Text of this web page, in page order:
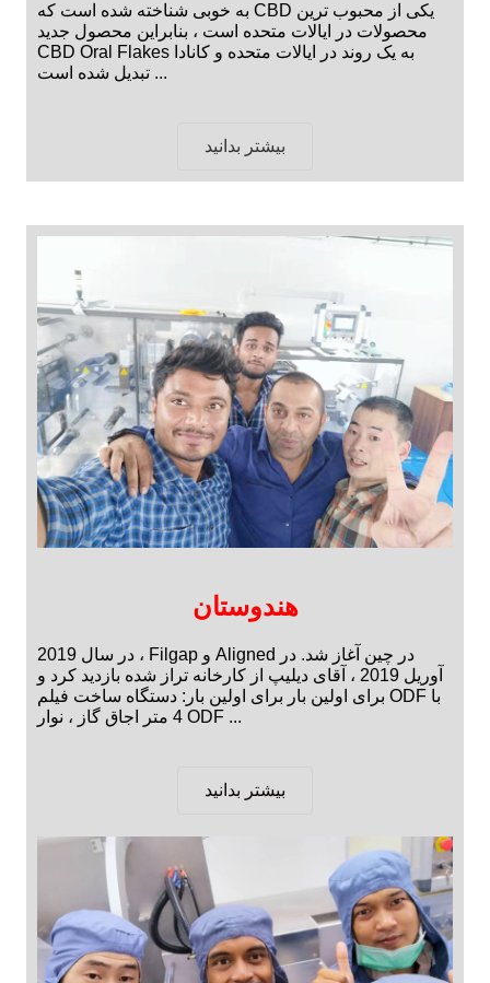
به خوبی شناخته شده است که CBD یکی از محبوب ترین
محصولات در ایالات متحده است ، بنابراین محصول جدید
CBD Oral Flakes به یک روند در ایالات متحده و کانادا
تبدیل شده است ...
بیشتر بدانید
هندوستان
در سال 2019 ، Filgap و Aligned در چین آغاز شد. در
آوریل 2019 ، آقای دیلیپ از کارخانه تراز شده بازدید کرد و
برای اولین بار برای اولین بار: دستگاه ساخت فیلم ODF با
4 متر اجاق گاز ، نوار ODF ...
بیشتر بدانید